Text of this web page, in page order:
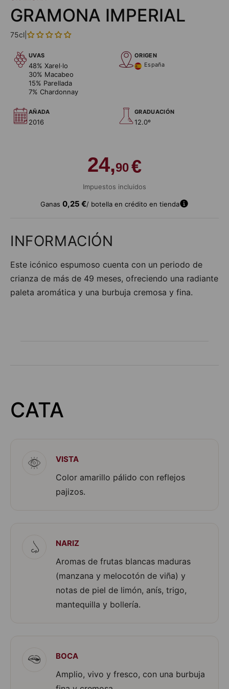
GRAMONA IMPERIAL
75cl
UVAS
48% Xarel·lo
30% Macabeo
15% Parellada
7% Chardonnay
ORIGEN
España
AÑADA
2016
GRADUACIÓN
12.0º
24,90€
Impuestos incluidos
d
ir
t
u
s
Ganas 0,25 €/ botella en crédito en tienda
INFORMACIÓN
Este icónico espumoso cuenta con un periodo de
crianza de más de 49 meses, ofreciendo una radiante
paleta aromática y una burbuja cremosa y fina.
CATA
VISTA
Color amarillo pálido con reflejos
pajizos.
NARIZ
Aromas de frutas blancas maduras
(manzana y melocotón de viña) y
notas de piel de limón, anís, trigo,
mantequilla y bollería.
BOCA
Amplio, vivo y fresco, con una burbuja